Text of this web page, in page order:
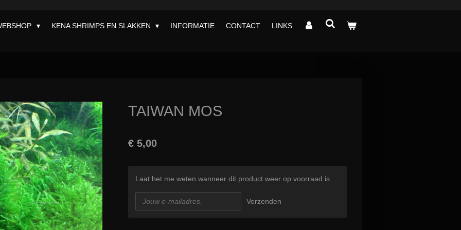
KENA SHRIMPS EN SLAKKEN INFORMATIE CONTACT LINKS
TAIWAN MOS
€ 5,00
Laat het me weten wanneer dit product weer op voorraad is.
Verzenden